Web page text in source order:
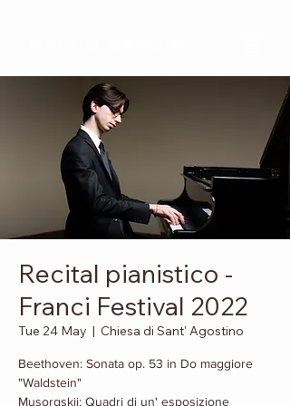
Recital pianistico -
Franci Festival 2022
Tue 24 May
  |
Chiesa di Sant' Agostino
Beethoven: Sonata op. 53 in Do maggiore
"Waldstein"
Musorgskij: Quadri di un' esposizione